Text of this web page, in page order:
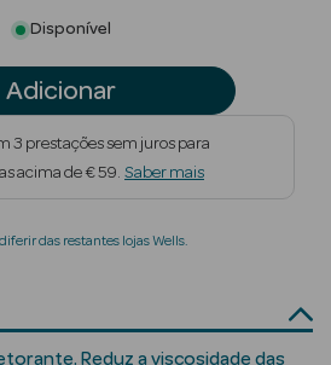
Disponível
Adicionar
3 prestações sem juros para
acima de € 59. Saber mais
das restantes lojas Wells.
Reduz a viscosidade das